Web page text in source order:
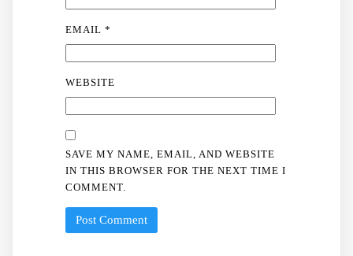
EMAIL *
WEBSITE
SAVE MY NAME, EMAIL, AND WEBSITE
IN THIS BROWSER FOR THE NEXT TIME I
COMMENT.